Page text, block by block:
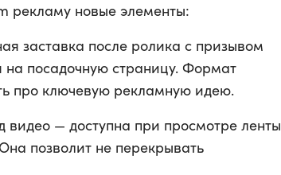
рекламу новые элементы:
заставка после ролика с призывом
на посадочную страницу. Формат
про ключевую рекламную идею.
видео — доступна при просмотре ленты
позволит не перекрывать